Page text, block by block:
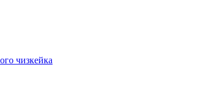
чизкейка